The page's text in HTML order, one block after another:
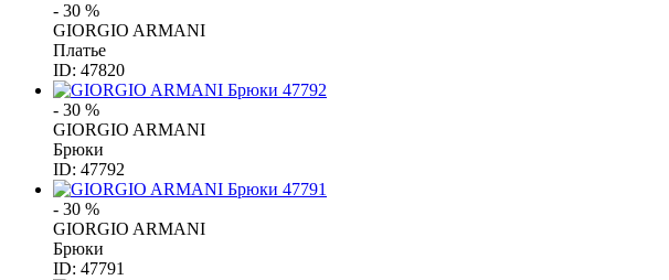
- 30 %
GIORGIO ARMANI
Платье
ID: 47820
- 30 %
GIORGIO ARMANI
Брюки
ID: 47792
- 30 %
GIORGIO ARMANI
Брюки
ID: 47791